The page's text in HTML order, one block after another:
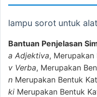
lampu sorot untuk
Bantuan Penjelasan
a Adjektiva,
v Verba, Merupakan
n Merupakan Bentuk
ki Merupakan Bentuk